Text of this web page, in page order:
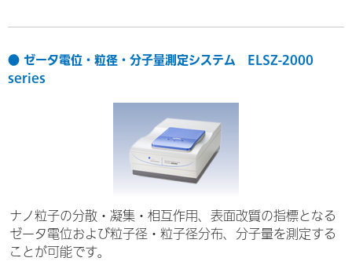
● ゼータ電位・粒径・分子量測定システム ELSZ-2000
series
ナノ粒子の分散・凝集・相互作用、表面改質の指標となる
ゼータ電位および粒子径・粒子径分布、分子量を測定する
ことが可能です。